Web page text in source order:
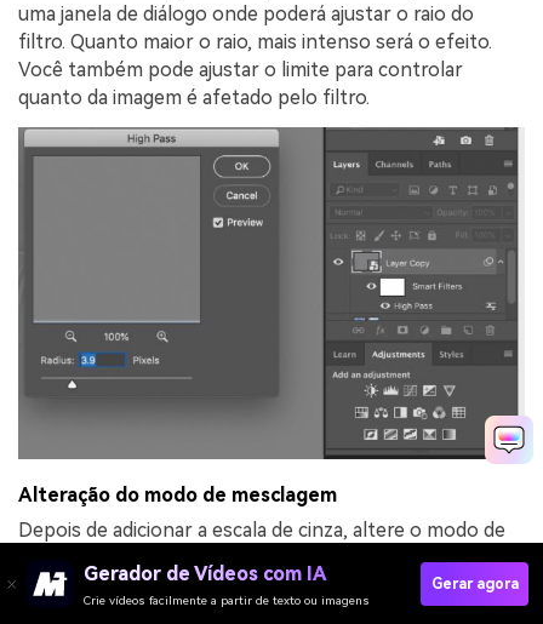
uma janela de diálogo onde poderá ajustar o raio do
filtro. Quanto maior o raio, mais intenso será o efeito.
Você também pode ajustar o limite para controlar
quanto da imagem é afetado pelo filtro.
Alteração do modo de mesclagem
Depois de adicionar a escala de cinza, altere o modo de
opção Editar mistura de filtro
inteligente.Você pode selecionar várias opções: luz
dura, luz suave, luz intensa, mistura dura, sobreposição e
Gerador de Vídeos com IA
Crie vídeos facilmente a partir de texto ou imagens
Gerar agora